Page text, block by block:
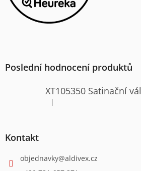
Poslední hodnocení produktů
Hodnocení produktu je 4 z 5
|
Kontakt
objednavky@aldivex.cz